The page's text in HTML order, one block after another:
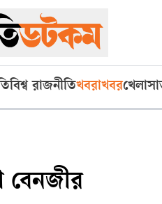
বিশ্ব রাজনীতিখবরাখবরখেলা
বেনজীর